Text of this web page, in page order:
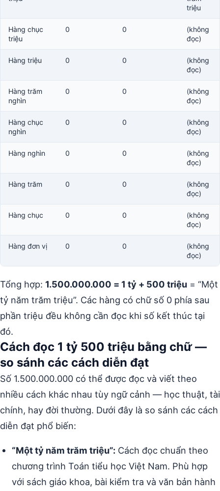
triệu
Hàng chục
triệu
0 0
(không
đọc)
Hàng triệu 0 0
(không
đọc)
Hàng trăm
nghìn
0 0
(không
đọc)
Hàng chục
nghìn
0 0
(không
đọc)
Hàng nghìn 0 0
(không
đọc)
Hàng trăm 0 0
(không
đọc)
Hàng chục 0 0
(không
đọc)
Hàng đơn vị 0 0
(không
đọc)
Tổng hợp: 1.500.000.000 = 1 tỷ + 500 triệu = “Một
tỷ năm trăm triệu”. Các hàng có chữ số 0 phía sau
phần triệu đều không cần đọc khi số kết thúc tại
đó.
Cách đọc 1 tỷ 500 triệu bằng chữ —
so sánh các cách diễn đạt
Số 1.500.000.000 có thể được đọc và viết theo
nhiều cách khác nhau tùy ngữ cảnh — học thuật, tài
chính, hay đời thường. Dưới đây là so sánh các cách
diễn đạt phổ biến:
“Một tỷ năm trăm triệu”: Cách đọc chuẩn theo
chương trình Toán tiểu học Việt Nam. Phù hợp
với sách giáo khoa, bài kiểm tra và văn bản hành